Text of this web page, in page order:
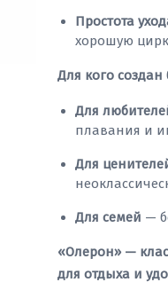
Простота
хорошую
Для кого
Для
плавания и
Для
Для семей —
«Олерон» —
для отдыха и